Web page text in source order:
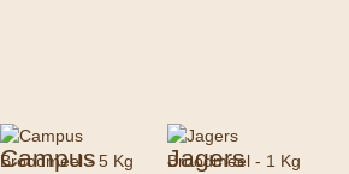
Campus
Jagers